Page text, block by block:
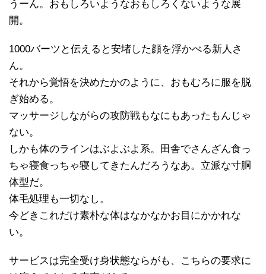
うーん。おもしろいようなおもしろくないような展
開。
1000バーツと伝えると安堵した顔を浮かべる新人さ
ん。
それから覚悟を決めたかのように、おもむろに服を脱
ぎ始める。
マッサージしながらの攻防戦もなにもあったもんじゃ
ない。
しかも体のラインはぶよぶよ系。田舎でさんざん食っ
ちゃ寝食っちゃ寝してきたんだろうなあ。立派な寸胴
体型だ。
体毛処理も一切なし。
今どきこれだけ素朴な体はなかなかお目にかかれな
い。
サービスは完全受け身状態ならがも、こちらの要求に